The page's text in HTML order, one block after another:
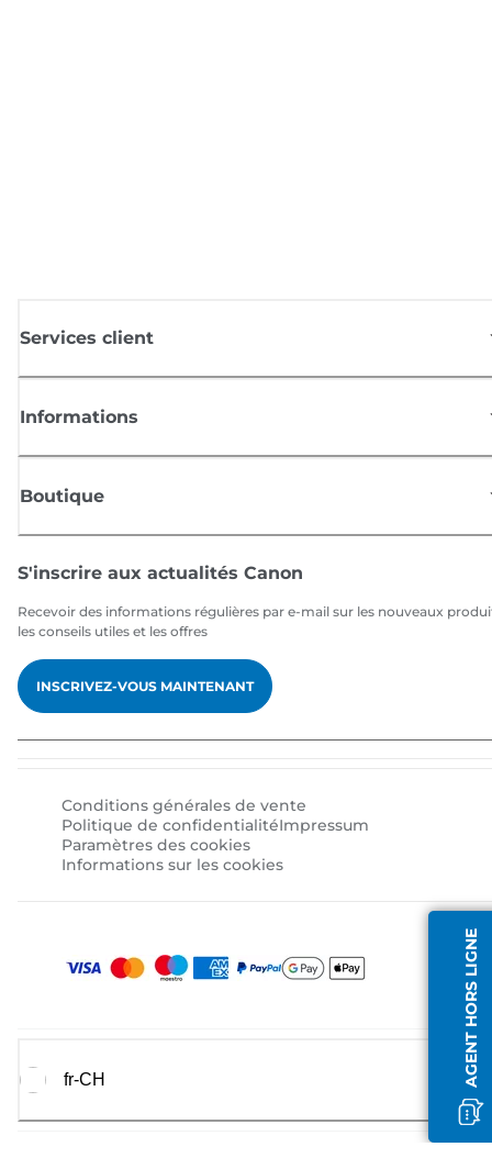
AGENT HORS LIGNE
Services client
Informations
Boutique
S'inscrire aux actualités Canon
Recevoir des informations régulières par e-mail sur les nouveaux
les conseils utiles et les offres
INSCRIVEZ-VOUS MAINTENANT
Conditions générales de vente
Politique de confidentialitéImpressum
Paramètres des cookies
Informations sur les cookies
fr-CH